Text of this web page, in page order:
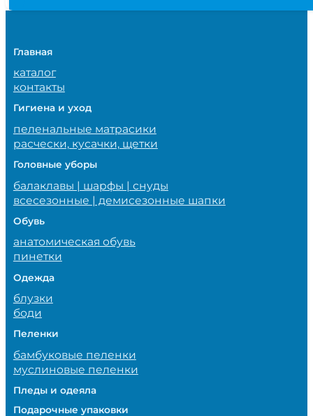
Главная
каталог
контакты
Гигиена и уход
пеленальные матрасики
расчески, кусачки, щетки
Головные уборы
балаклавы | шарфы | снуды
всесезонные | демисезонные шапки
Обувь
анатомическая обувь
пинетки
Одежда
блузки
боди
Пеленки
бамбуковые пеленки
муслиновые пеленки
Пледы и одеяла
Подарочные упаковки